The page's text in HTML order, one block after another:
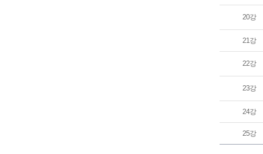
20강
21강
22강
23강
24강
25강